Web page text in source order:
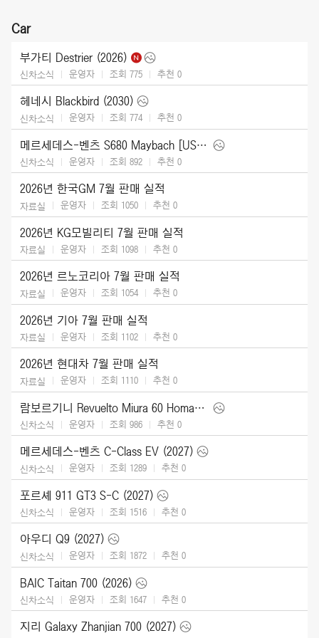
Car
부가티 Destrier (2026)
신차소식 운영자 조회 775 추천 0
헤네시 Blackbird (2030)
신차소식 운영자 조회 774 추천 0
메르세데스-벤츠 S680 Maybach [US] (2027)
신차소식 운영자 조회 892 추천 0
2026년 한국GM 7월 판매 실적
자료실 운영자 조회 1050 추천 0
2026년 KG모빌리티 7월 판매 실적
자료실 운영자 조회 1098 추천 0
2026년 르노코리아 7월 판매 실적
자료실 운영자 조회 1054 추천 0
2026년 기아 7월 판매 실적
자료실 운영자 조회 1102 추천 0
2026년 현대차 7월 판매 실적
자료실 운영자 조회 1110 추천 0
람보르기니 Revuelto Miura 60 Homage (2026)
신차소식 운영자 조회 986 추천 0
메르세데스-벤츠 C-Class EV (2027)
신차소식 운영자 조회 1289 추천 0
포르셰 911 GT3 S-C (2027)
신차소식 운영자 조회 1516 추천 0
아우디 Q9 (2027)
신차소식 운영자 조회 1872 추천 0
BAIC Taitan 700 (2026)
신차소식 운영자 조회 1647 추천 0
지리 Galaxy Zhanjian 700 (2027)